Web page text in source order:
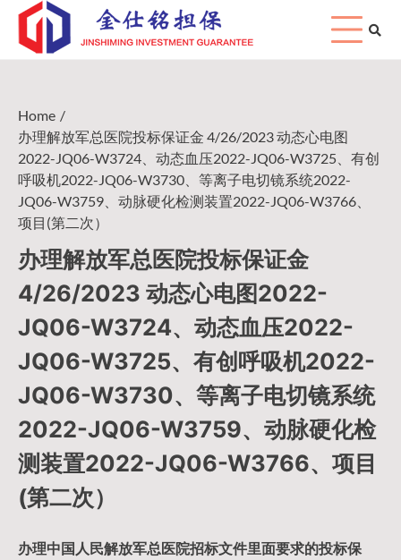
Skip
content
Home
办理解放军总医院投标保证金 4/26/2023 动态心电图
2022-JQ06-W3724、动态血压2022-JQ06-W3725、有创
呼吸机2022-JQ06-W3730、等离子电切镜系统2022-
JQ06-W3759、动脉硬化检测装置2022-JQ06-W3766、
项目(第二次）
办理解放军总医院投标保证金
4/26/2023 动态心电图2022-
JQ06-W3724、动态血压2022-
JQ06-W3725、有创呼吸机2022-
JQ06-W3730、等离子电切镜系统
2022-JQ06-W3759、动脉硬化检
测装置2022-JQ06-W3766、项目
(第二次）
办理中国人民解放军总医院招标文件里面要求的投标保